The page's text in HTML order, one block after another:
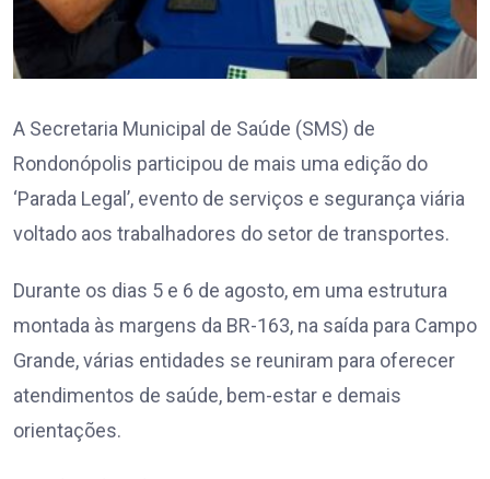
A Secretaria Municipal de Saúde (SMS) de
Rondonópolis participou de mais uma edição do
‘Parada Legal’, evento de serviços e segurança viária
voltado aos trabalhadores do setor de transportes.
Durante os dias 5 e 6 de agosto, em uma estrutura
montada às margens da BR-163, na saída para Campo
Grande, várias entidades se reuniram para oferecer
atendimentos de saúde, bem-estar e demais
orientações.